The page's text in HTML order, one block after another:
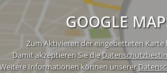
GOOGLE
Zum Aktivieren der eingebetteten
Damit akzeptieren Sie die
Weitere Informationen können unserer